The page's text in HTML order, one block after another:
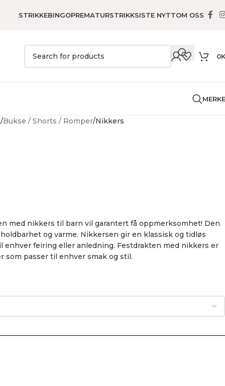
STRIKKEBINGOPREMATURSTRIKKSISTE NYTTOM OSS
0
Bukse / Shorts / Romper Nikkers
med nikkers til barn vil garantert få oppmerksomhet! Den
og varme. Nikkersen gir en klassisk og tidløs
enhver feiring eller anledning. Festdrakten med nikkers er
som passer til enhver smak og stil.